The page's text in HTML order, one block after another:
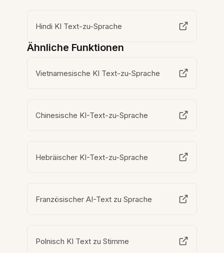
Hindi KI Text-zu-Sprache
Ähnliche Funktionen
Vietnamesische KI Text-zu-Sprache
Chinesische KI-Text-zu-Sprache
Hebräischer KI-Text-zu-Sprache
Französischer AI-Text zu Sprache
Polnisch KI Text zu Stimme